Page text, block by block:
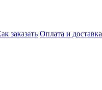
заказать Оплата и доставка